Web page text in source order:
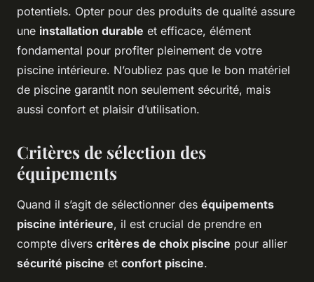
potentiels. Opter pour des produits de qualité assure
une installation durable et efficace, élément
fondamental pour profiter pleinement de votre
piscine intérieure. N’oubliez pas que le bon matériel
de piscine garantit non seulement sécurité, mais
aussi confort et plaisir d’utilisation.
Critères de sélection des
équipements
Quand il s’agit de sélectionner des équipements
piscine intérieure, il est crucial de prendre en
compte divers critères de choix piscine pour allier
sécurité piscine et confort piscine.